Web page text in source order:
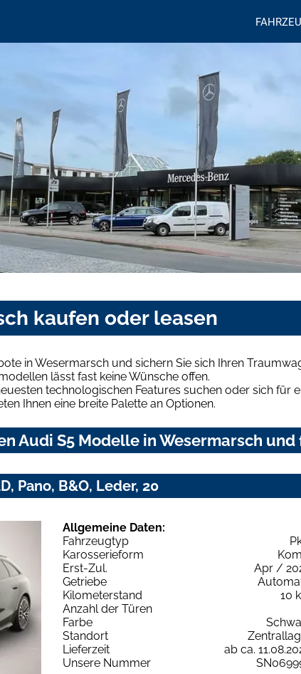
kaufen oder leasen
in Wesermarsch und sichern Sie sich Ihren
lässt fast keine Wünsche offen.
technologischen Features suchen oder sich für
Ihnen eine breite Palette an Optionen.
Audi S5 Modelle in Wesermarsch
Pano, B&O, Leder, 20
Allgemeine Daten:
Fahrzeugtyp
Karosserieform
Erst-Zul.
Apr /
Getriebe
Kilometerstand
10
Anzahl der Türen
Farbe
Standort
Lieferzeit
ab ca.
Unsere Nummer